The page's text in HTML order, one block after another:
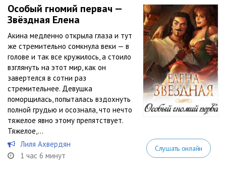
Особый гномий первач —
Звёздная Елена
Акина медленно открыла глаза и тут
же стремительно сомкнула веки — в
голове и так все кружилось, а стоило
взглянуть на этот мир, как он
завертелся в сотни раз
стремительнее. Девушка
поморщилась, попыталась вздохнуть
полной грудью и осознала, что нечто
тяжелое явно этому препятствует.
Тяжелое,...
Лиля Ахвердян
1 час 6 минут
Слушать онлайн